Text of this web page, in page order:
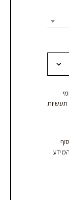
ו/או מסרונים מרב-בריח (08) תעשיות